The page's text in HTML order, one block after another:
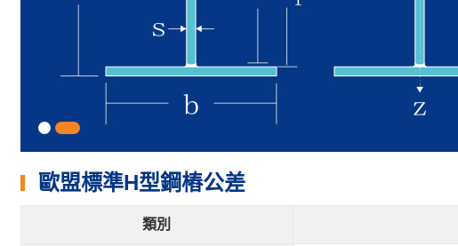
歐盟標準H型鋼樁公差
類別